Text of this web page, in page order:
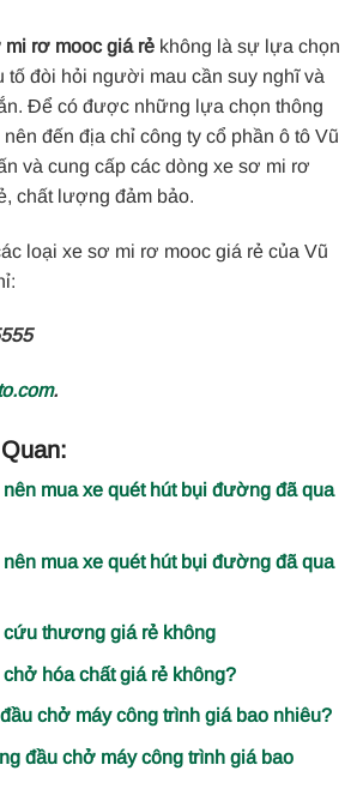
rơ mooc giá rẻ không là sự lựa chọn
tố đòi hỏi người mau cần suy nghĩ và
Để có được những lựa chọn thông
đến địa chỉ công ty cổ phần ô tô Vũ
và cung cấp các dòng xe sơ mi rơ
chất lượng đảm bảo.
loại xe sơ mi rơ mooc giá rẻ của Vũ
.
mua xe quét hút bụi đường đã qua
mua xe quét hút bụi đường đã qua
cứu thương giá rẻ không
hóa chất giá rẻ không?
chở máy công trình giá bao nhiêu?
đầu chở máy công trình giá bao